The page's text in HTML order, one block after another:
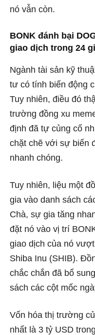
nó vẫn còn.
BONK đánh bại
giao dịch trong 24
Ngành tài sản kỹ
tư có tính biến động
Tuy nhiên, điều đó
trường đồng xu
định đã tự củng cố
chặt chẽ với sự biến
nhanh chóng.
Tuy nhiên, liệu một
gia vào danh sách
Chà, sự gia tăng
đặt nó vào vị trí
giao dịch của nó
Shiba Inu (SHIB).
chắc chắn đã bổ
sách các cột mốc
Vốn hóa thị trường
nhất là 3 tỷ USD